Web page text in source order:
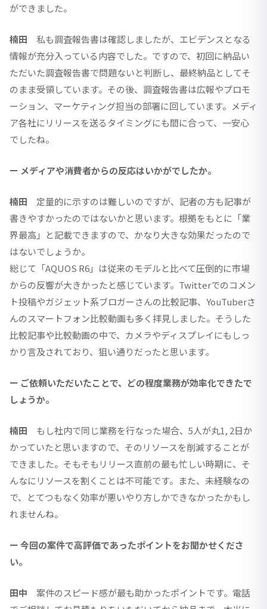
ができました。
楠田 私も調査報告書は確認しましたが、エビデンスとなる
情報が充分入っている内容でした。ですので、初回に納品い
ただいた調査報告書で問題ないと判断し、最終納品としてそ
のまま受領しています。その後、調査報告書は広報やプロモ
ーション、マーケティング担当の部署に回しています。メディ
ア各社にリリースを送るタイミングにも間に合って、一安心
でしたね。
ー メディアや消費者からの反応はいかがでしたか。
楠田 定量的に示すのは難しいのですが、記者の方も記事が
書きやすかったのではないかと思います。根拠をもとに「業
界最高」と記載できますので、かなり大きな効果だったので
はないでしょうか。
総じて「AQUOS R6」は従来のモデルと比べて圧倒的に市場
からの反響が大きかったと感じています。Twitterでのコメン
ト投稿やガジェット系ブロガーさんの比較記事、YouTuberさ
んのスマートフォン比較動画も多く拝見しました。そうした
比較記事や比較動画の中で、カメラやディスプレイにもしっ
かり言及されており、狙い通りだったと思います。
ー ご依頼いただいたことで、どの程度業務が効率化できたで
しょうか。
楠田 もし社内で同じ業務を行なった場合、5人が丸1, 2日か
かっていたと思いますので、そのリソースを削減することが
できました。そもそもリリース直前の最も忙しい時期に、そ
んなにリソースを割くことは不可能です。また、未経験なの
で、とてつもなく効率が悪いやり方しかできなかったかもし
れませんね。
ー 今回の案件で高評価であったポイントをお聞かせくださ
い。
田中 案件のスピード感が最も助かったポイントです。電話